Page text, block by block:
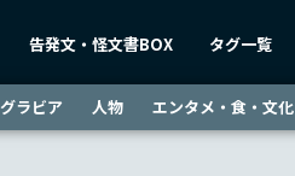
告発文・怪文書BOX タグ一覧
グラビア 人物 エンタメ・食・文化